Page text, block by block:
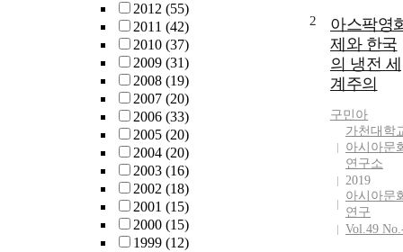
2012 (55)
2011 (42)
2010 (37)
2009 (31)
2008 (19)
2007 (20)
2006 (33)
2005 (20)
2004 (20)
2003 (16)
2002 (18)
2001 (15)
2000 (15)
1999 (12)
2
아스팍영
제와 한국
의 냉전 세
계주의
구민아
가천대학
아시아문
연구소
2019
아시아문
연구
Vol.49